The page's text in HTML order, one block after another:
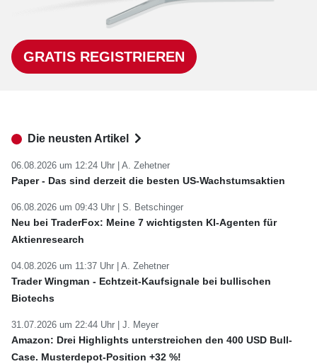
GRATIS REGISTRIEREN
Die neusten Artikel
06.08.2026 um 12:24 Uhr | A. Zehetner
Paper - Das sind derzeit die besten US-Wachstumsaktien
06.08.2026 um 09:43 Uhr | S. Betschinger
Neu bei TraderFox: Meine 7 wichtigsten KI-Agenten für
Aktienresearch
04.08.2026 um 11:37 Uhr | A. Zehetner
Trader Wingman - Echtzeit-Kaufsignale bei bullischen
Biotechs
31.07.2026 um 22:44 Uhr | J. Meyer
Amazon: Drei Highlights unterstreichen den 400 USD Bull-
Case. Musterdepot-Position +32 %!